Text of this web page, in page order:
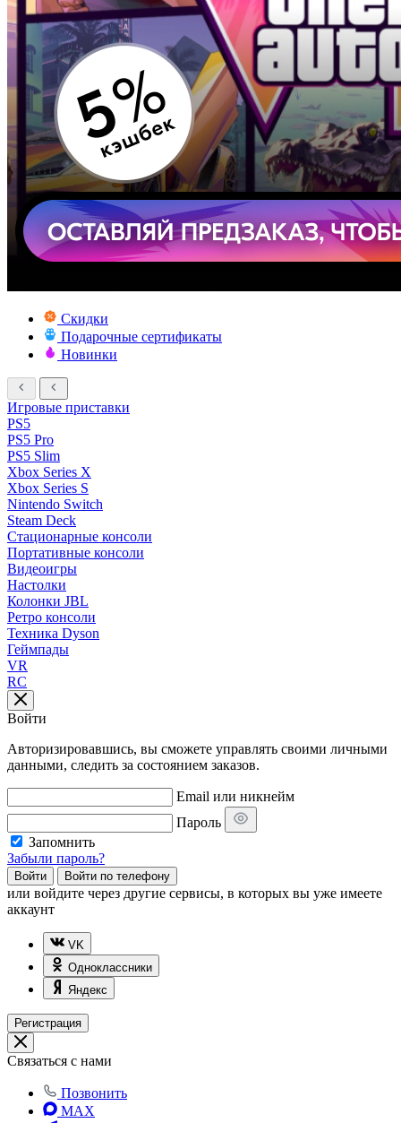
Скидки
Подарочные сертификаты
Новинки
Игровые приставки
PS5
PS5 Pro
PS5 Slim
Xbox Series X
Xbox Series S
Nintendo Switch
Steam Deck
Стационарные консоли
Портативные консоли
Видеоигры
Настолки
Колонки JBL
Ретро консоли
Техника Dyson
Геймпады
VR
RC
Войти
Авторизировавшись, вы сможете управлять своими личными
данными, следить за состоянием заказов.
Email или никнейм
Пароль
Запомнить
Забыли пароль?
Войти Войти по телефону
или войдите через другие сервисы, в которых вы уже имеете
аккаунт
VK
Одноклассники
Яндекс
Регистрация
Связаться с нами
Позвонить
MAX